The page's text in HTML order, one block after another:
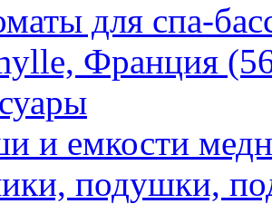
для спа-
Франция
и емкости
подушки,